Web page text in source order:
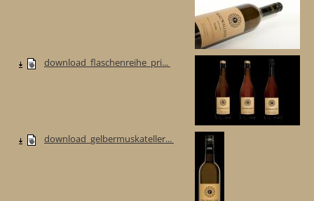
download_flaschenreihe_pri...
download_gelbermuskateller...